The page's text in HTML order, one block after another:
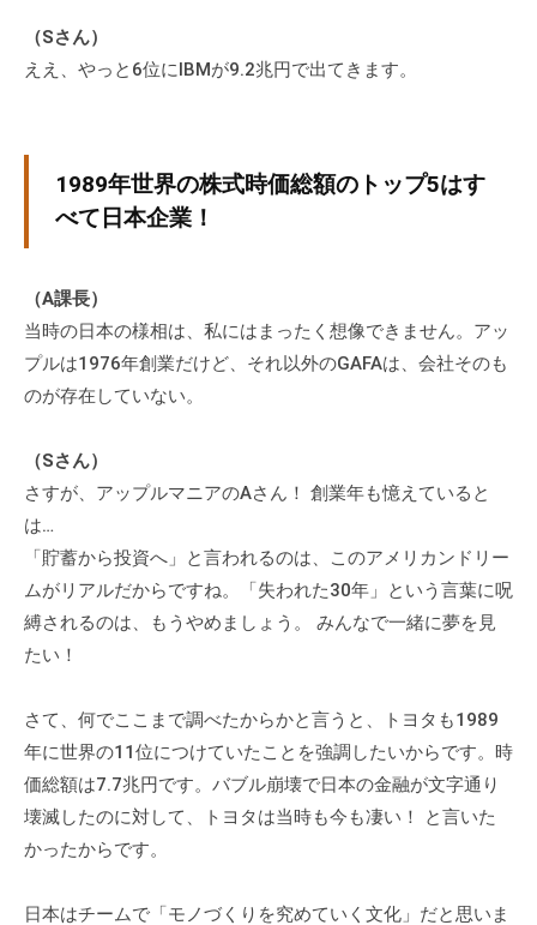
（Sさん）
ええ、やっと6位にIBMが9.2兆円で出てきます。
1989年世界の株式時価総額のトップ5はす
べて日本企業！
（A課長）
当時の日本の様相は、私にはまったく想像できません。アッ
プルは1976年創業だけど、それ以外のGAFAは、会社そのも
のが存在していない。
（Sさん）
さすが、アップルマニアのAさん！ 創業年も憶えていると
は…
「貯蓄から投資へ」と言われるのは、このアメリカンドリー
ムがリアルだからですね。「失われた30年」という言葉に呪
縛されるのは、もうやめましょう。 みんなで一緒に夢を見
たい！
さて、何でここまで調べたからかと言うと、トヨタも1989
年に世界の11位につけていたことを強調したいからです。時
価総額は7.7兆円です。バブル崩壊で日本の金融が文字通り
壊滅したのに対して、トヨタは当時も今も凄い！ と言いた
かったからです。
日本はチームで「モノづくりを究めていく文化」だと思いま